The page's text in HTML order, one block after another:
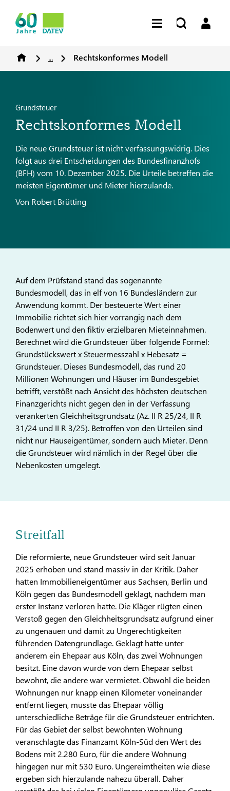
... Rechtskonformes Modell
Grundsteuer
Rechtskonformes Modell
Die neue Grundsteuer ist nicht verfassungswidrig. Dies
folgt aus drei Entscheidungen des Bundesfinanzhofs
(BFH) vom 10. Dezember 2025. Die Urteile betreffen die
meisten Eigentümer und Mieter hierzulande.
Von Robert Brütting
Auf dem Prüfstand stand das sogenannte
Bundesmodell, das in elf von 16 Bundesländern zur
Anwendung kommt. Der besteuerte Wert einer
Immobilie richtet sich hier vorrangig nach dem
Bodenwert und den fiktiv erzielbaren Mieteinnahmen.
Berechnet wird die Grundsteuer über folgende Formel:
Grundstückswert x Steuermesszahl x Hebesatz =
Grundsteuer. Dieses Bundesmodell, das rund 20
Millionen Wohnungen und Häuser im Bundesgebiet
betrifft, verstößt nach Ansicht des höchsten deutschen
Finanzgerichts nicht gegen den in der Verfassung
verankerten Gleichheitsgrundsatz (Az. II R 25/24, II R
31/24 und II R 3/25). Betroffen von den Urteilen sind
nicht nur Hauseigentümer, sondern auch Mieter. Denn
die Grundsteuer wird nämlich in der Regel über die
Nebenkosten umgelegt.
Streitfall
Die reformierte, neue Grundsteuer wird seit Januar
2025 erhoben und stand massiv in der Kritik. Daher
hatten Immobilieneigentümer aus Sachsen, Berlin und
Köln gegen das Bundesmodell geklagt, nachdem man
erster Instanz verloren hatte. Die Kläger rügten einen
Verstoß gegen den Gleichheitsgrundsatz aufgrund einer
zu ungenauen und damit zu Ungerechtigkeiten
führenden Datengrundlage. Geklagt hatte unter
anderem ein Ehepaar aus Köln, das zwei Wohnungen
besitzt. Eine davon wurde von dem Ehepaar selbst
bewohnt, die andere war vermietet. Obwohl die beiden
Wohnungen nur knapp einen Kilometer voneinander
entfernt liegen, musste das Ehepaar völlig
unterschiedliche Beträge für die Grundsteuer entrichten.
Für das Gebiet der selbst bewohnten Wohnung
veranschlagte das Finanzamt Köln-Süd den Wert des
Bodens mit 2.280 Euro, für die andere Wohnung
hingegen nur mit 530 Euro. Ungereimtheiten wie diese
ergeben sich hierzulande nahezu überall. Daher